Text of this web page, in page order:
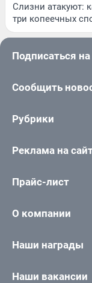
Слизни атакуют:
три копеечных
Подписаться
Сообщить
Рубрики
Реклама на
Прайс-лист
О компании
Наши награды
Наши вакансии